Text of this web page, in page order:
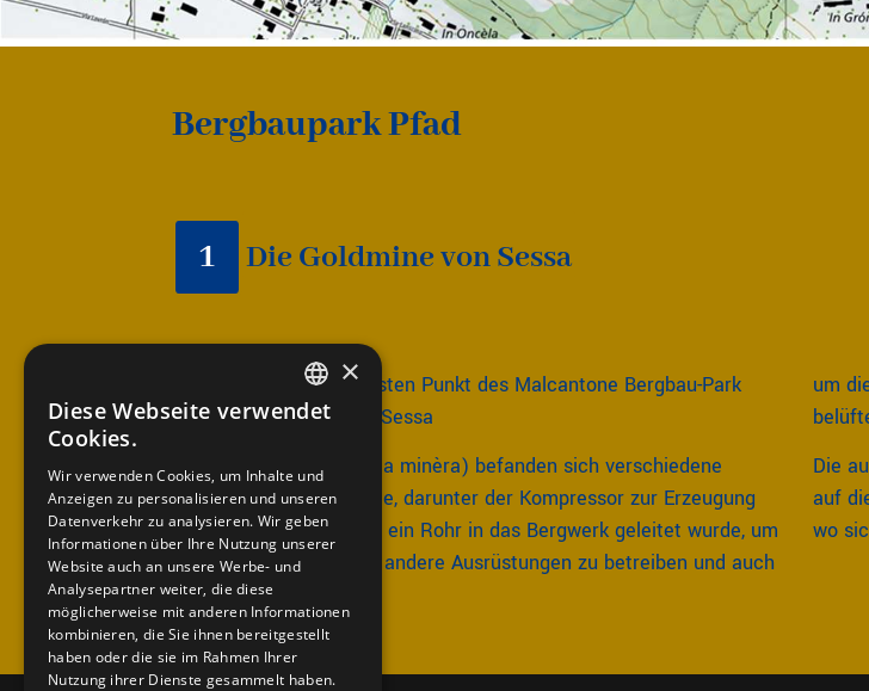
Bergbaupark Pfad
1 Die Goldmine von Sessa
Wir befinden uns am ersten Punkt des Malcantone Bergbau-Park
Pfad: die Goldmine von Sessa
Im Haus der Mine (Cà da minèra) befanden sich verschiedene
Ausrüstungsgegenstände, darunter der Kompressor zur Erzeugung
von Druckluft, die durch ein Rohr in das Bergwerk geleitet wurde, um
die Bohrmaschinen und andere Ausrüstungen zu betreiben und auch
um
Die
auf
wo
ITALIAN
GERMAN
ENGLISH
×
Diese Webseite verwendet
Cookies.
Wir verwenden Cookies, um Inhalte und
Anzeigen zu personalisieren und unseren
Datenverkehr zu analysieren. Wir geben
Informationen über Ihre Nutzung unserer
Website auch an unsere Werbe- und
Analysepartner weiter, die diese
möglicherweise mit anderen Informationen
kombinieren, die Sie ihnen bereitgestellt
haben oder die sie im Rahmen Ihrer
Nutzung ihrer Dienste gesammelt haben.